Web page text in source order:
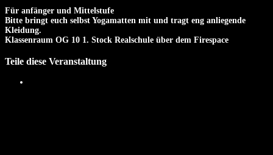
Für anfänger und Mittelstufe
Bitte bringt euch selbst Yogamatten mit und tragt eng anliegende
Kleidung.
Klassenraum OG 10 1. Stock Realschule über dem Firespace
Teile diese Veranstaltung